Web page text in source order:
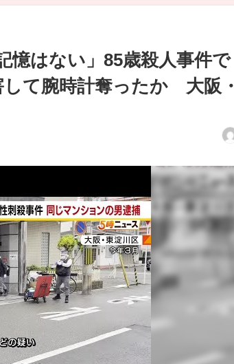
憶はない」85歳殺人事件で
て腕時計奪ったか 大阪・